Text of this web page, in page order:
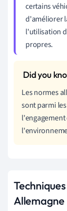
certains
d'améliorer
l'utilisation
propres.
Les normes
sont parmi
Allemagne